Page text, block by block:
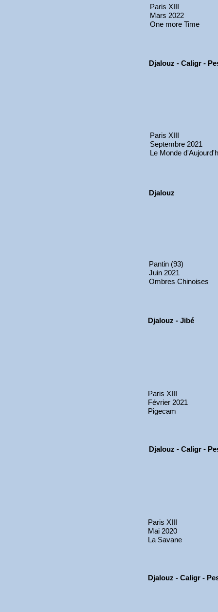
Paris XIII
Mars 2022
One more Time
Djalouz - Caligr -
Paris XIII
Septembre 2021
Le Monde
Djalouz
Pantin (93)
Juin 2021
Ombres Chinoises
Djalouz - Jibé
Paris XIII
Février 2021
Pigecam
Djalouz - Caligr -
Paris XIII
Mai 2020
La Savane
Djalouz - Caligr -